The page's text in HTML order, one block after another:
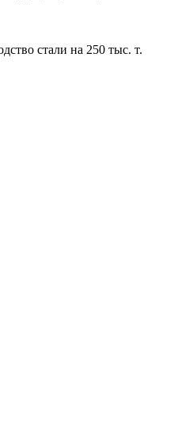
стали на 250 тыс. т.